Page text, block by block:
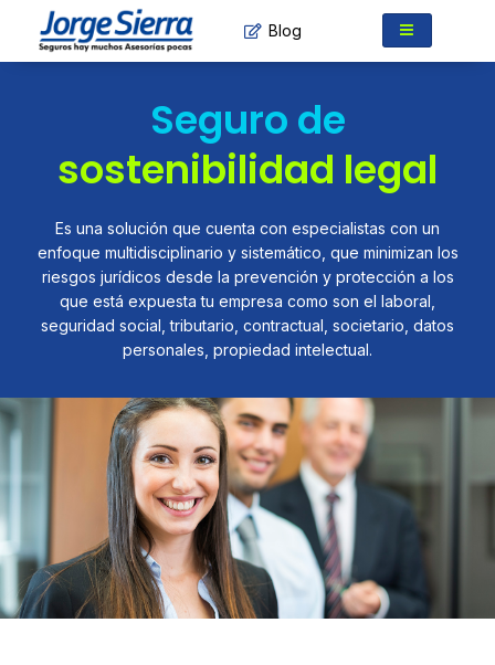
contenido
Blog
Seguro de
sostenibilidad legal
Es una solución que cuenta con especialistas con un
enfoque multidisciplinario y sistemático, que minimizan los
riesgos jurídicos desde la prevención y protección a los
que está expuesta tu empresa como son el laboral,
seguridad social, tributario, contractual, societario, datos
personales, propiedad intelectual.